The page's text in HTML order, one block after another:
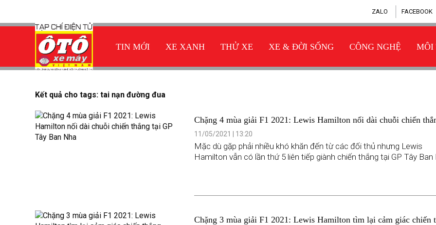
ZALO FACEBOOK
TIN MỚI XE XANH THỬ XE XE & ĐỜI SỐNG CÔNG NGHỆ MÔI
Kết quả cho tags: tai nạn đường đua
Chặng 4 mùa giải F1 2021: Lewis Hamilton nối dài chuỗi chiến
tại GP Tây Ban Nha
11/05/2021 | 13:20
Mặc dù gặp phải nhiều khó khăn đến từ các đối thủ nhưng Lewis
Hamilton vẫn có lần thứ 5 liên tiếp giành chiến thắng tại GP Tây Ban
Chặng 3 mùa giải F1 2021: Lewis Hamilton tìm lại cảm giác chiến